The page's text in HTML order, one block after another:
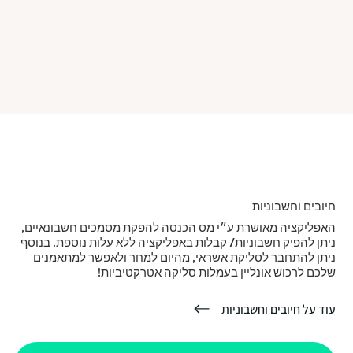
חיובים וחשבוניות
האפליקציה מאושרת ע״י מס הכנסה להפקת מסמכים חשבונאיים,
ניתן להפיק חשבוניות/ קבלות באפליקציה ללא עלות נוספת. בנוסף
ניתן להתחבר לסליקת אשראי, מהיום למחר ולאפשר למתאמנים
שלכם לרכוש אונליין בעמלות סליקה אטרקטיביות!
עוד על חיובים וחשבוניות